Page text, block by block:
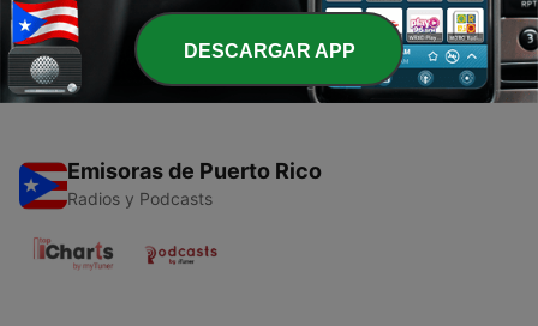
26 feb. 2021
Emisoras de Puerto Rico
Radios y Podcasts
DESCARGAR APP